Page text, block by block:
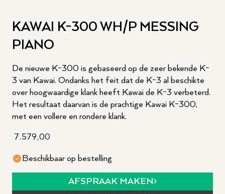
KAWAI K-300 WH/P MESSING
PIANO
De nieuwe K-300 is gebaseerd op de zeer bekende K-
3 van Kawai. Ondanks het feit dat de K-3 al beschikte
over hoogwaardige klank heeft Kawai de K-3 verbeterd.
Het resultaat daarvan is de prachtige Kawai K-300,
met een vollere en rondere klank.
7.579,00
Beschikbaar op bestelling
AFSPRAAK MAKEN